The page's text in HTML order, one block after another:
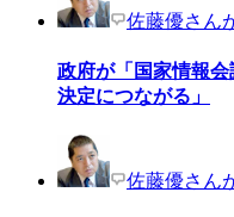
佐藤優さん
政府が「国家情報
決定につながる」
佐藤優さん